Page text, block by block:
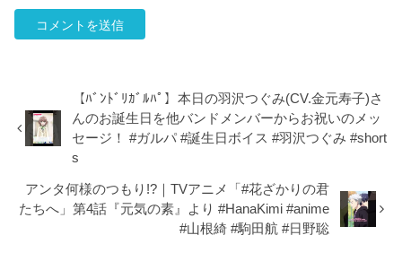
【ﾊﾞﾝﾄﾞﾘｶﾞﾙﾊﾟ】本日の羽沢つぐみ(CV.金元寿子)さ
んのお誕生日を他バンドメンバーからお祝いのメッ
セージ！ #ガルパ #誕生日ボイス #羽沢つぐみ #short
s
アンタ何様のつもり!?｜TVアニメ「#花ざかりの君
たちへ」第4話『元気の素』より #HanaKimi #anime
#山根綺 #駒田航 #日野聡